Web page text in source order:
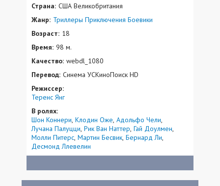
Страна: США Великобритания
Жанр: Триллеры Приключения Боевики
Возраст: 18
Время: 98 м.
Качество: webdl_1080
Перевод: Синема УСКиноПоиск HD
Режиссер:
Теренс Янг
В ролях:
Шон Коннери Клодин Оже Адольфо Чели
Лучана Палуцци Рик Ван Наттер Гай Доулмен
Молли Питерс Мартин Бесвик Бернард Ли
Десмонд Ллевелин